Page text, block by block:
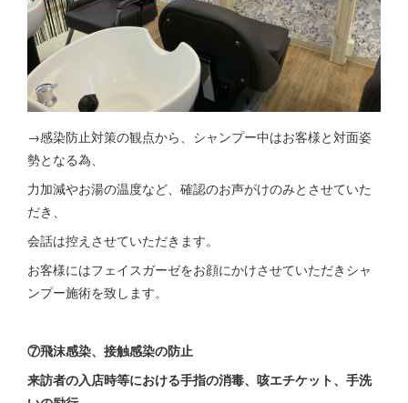
→感染防止対策の観点から、シャンプー中はお客様と対面姿
勢となる為、
力加減やお湯の温度など、確認のお声がけのみとさせていた
だき、
会話は控えさせていただきます。
お客様にはフェイスガーゼをお顔にかけさせていただきシャ
ンプー施術を致します。
⑦飛沫感染、接触感染の防止
来訪者の入店時等における手指の消毒、咳エチケット、手洗